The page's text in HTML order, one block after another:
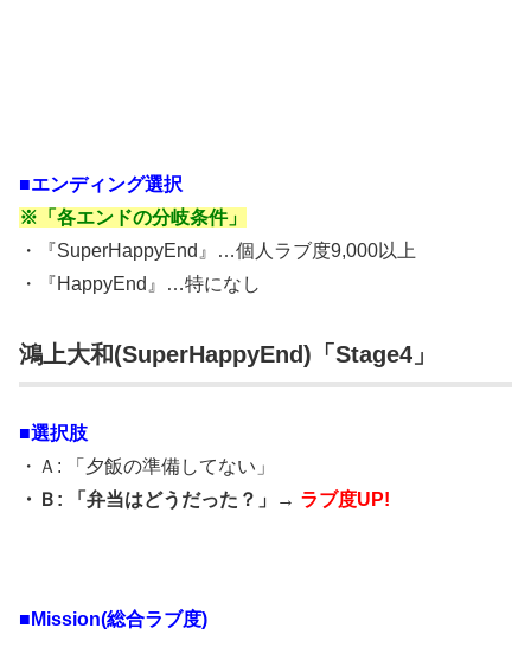
■エンディング選択
※「各エンドの分岐条件」
・『SuperHappyEnd』…個人ラブ度9,000以上
・『HappyEnd』…特になし
鴻上大和(SuperHappyEnd)「Stage4」
■選択肢
・Ａ: 「夕飯の準備してない」
・Ｂ: 「弁当はどうだった？」→ ラブ度UP!
■Mission(総合ラブ度)